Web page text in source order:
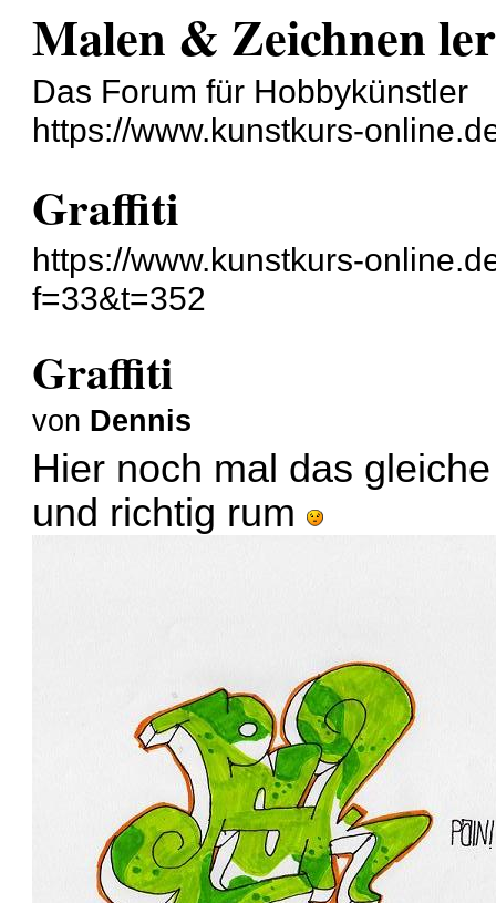
Malen & Zeichnen
Das Forum für Hobbykünstler
https://www.kunstkurs-
Graffiti
https://www.kunstkurs-
f=33&t=352
Graffiti
von Dennis
Hier noch mal das
und richtig rum